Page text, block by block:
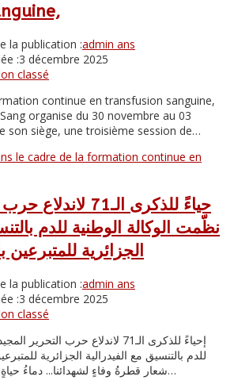
la publication :admin ans
:3 décembre 2025
classé
continue en transfusion sanguine,
organise du 30 novembre au 03
son siège, une troisième session de…
le cadre de la formation continue en
حياءً للذكرى الـ71
نظّمت الوكالة الوطنية للدم
الجزائرية للمتبرعين
la publication :admin ans
:3 décembre 2025
classé
إحياءً للذكرى الـ71 لاندلاع حرب
للدم بالتنسيق مع الفيدرالية الجزائرية
شعار قطرةُ وفاءٍ لشهدائنا... دماءُ حياةٍ لوطننا شهد الحفل حضور…